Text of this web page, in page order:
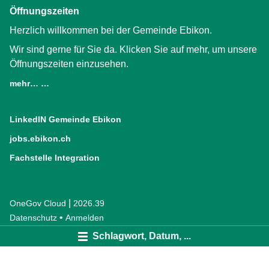
Schlagwort, Datum, ...
Öffnungszeiten
Herzlich willkommen bei der Gemeinde Ebikon.
Wir sind gerne für Sie da. Klicken Sie auf mehr, um unsere
Öffnungszeiten einzusehen.
mehr… …
LinkedIN Gemeinde Ebikon
jobs.ebikon.ch
Fachstelle Integration
OneGov Cloud (External Link)
2026.39
Datenschutz (External Link)
Anmelden